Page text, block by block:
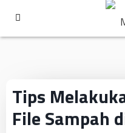
Tips
File Sampah